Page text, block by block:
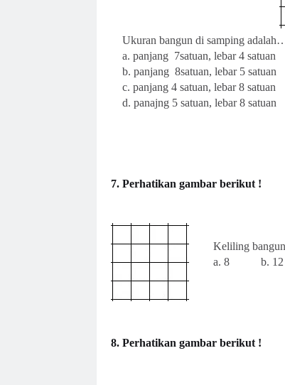
Ukuran bangun di samping
a. panjang 7satuan, lebar 4 satuan
b. panjang 8satuan, lebar 5 satuan
c. panjang 4 satuan, lebar 8 satuan
d. panajng 5 satuan, lebar 8 satuan
7. Perhatikan gambar berikut !
Keliling bangun
a. 8 b.
8. Perhatikan gambar berikut !